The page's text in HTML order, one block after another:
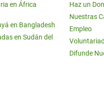
en África
en Bangladesh
en Sudán del
Haz un
Nuestras
Empleo
Difunde